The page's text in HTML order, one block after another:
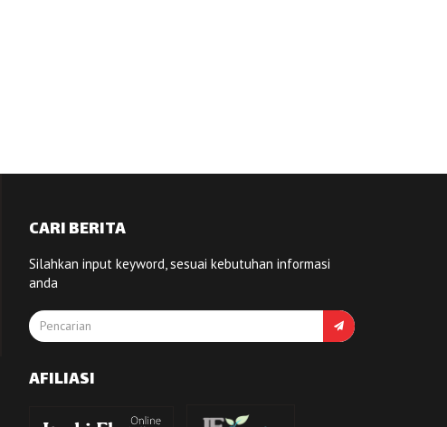
CARI BERITA
Silahkan input keyword, sesuai kebutuhan informasi
anda
AFILIASI